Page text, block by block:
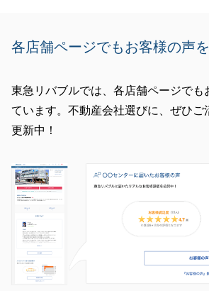
各店舗ページでもお客様の声
東急リバブルでは、各店舗ページでも
ています。不動産会社選びに、ぜひご
更新中！